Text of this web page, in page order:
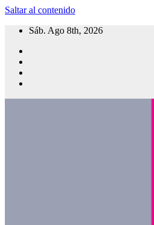
Saltar al contenido
Sáb. Ago 8th, 2026